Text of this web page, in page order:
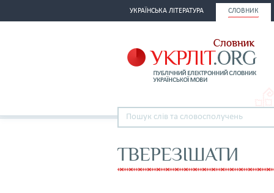
УКРАЇНСЬКА ЛІТЕРАТУРА СЛОВНИК
ТВЕРЕЗІШАТИ